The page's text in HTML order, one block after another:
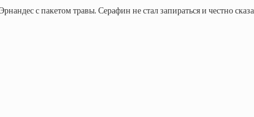
с пакетом травы. Серафин не стал запираться и честно